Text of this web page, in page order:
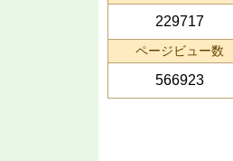
229717
ページビュー数
566923